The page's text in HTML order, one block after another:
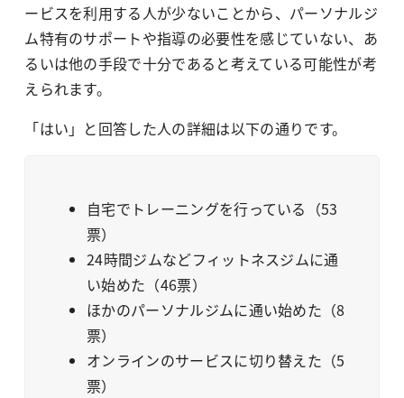
ービスを利用する人が少ないことから、パーソナルジ
ム特有のサポートや指導の必要性を感じていない、あ
るいは他の手段で十分であると考えている可能性が考
えられます。
「はい」と回答した人の詳細は以下の通りです。
自宅でトレーニングを行っている（53
票）
24時間ジムなどフィットネスジムに通
い始めた（46票）
ほかのパーソナルジムに通い始めた（8
票）
オンラインのサービスに切り替えた（5
票）